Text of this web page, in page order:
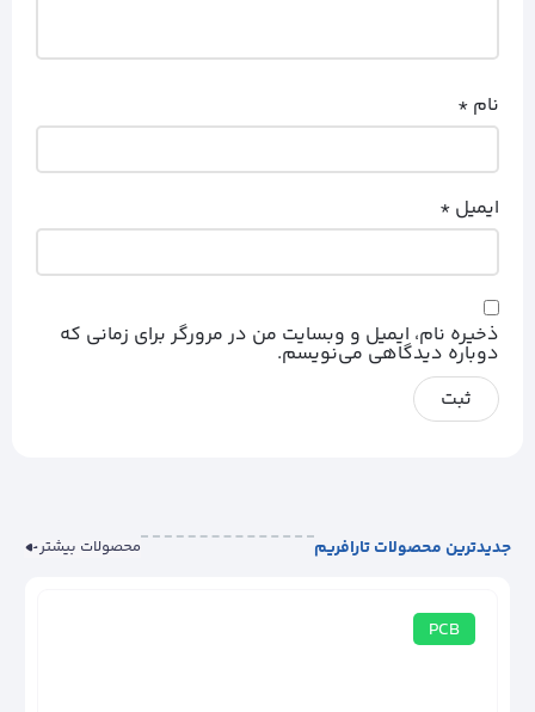
نام *
ایمیل *
ذخیره نام، ایمیل و وبسایت من در مرورگر برای زمانی که
دوباره دیدگاهی می‌نویسم.
جدیدترین محصولات تارافریم محصولات بیشتر